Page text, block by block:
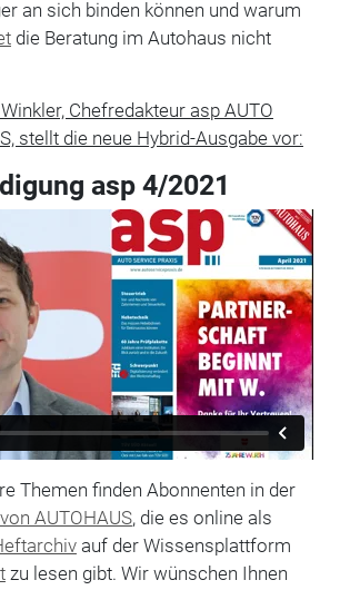
an sich binden können und warum
die Beratung im Autohaus nicht
Chefredakteur asp AUTO
stellt die neue Hybrid-Ausgabe vor:
asp 4/2021
Themen finden Abonnenten in der
AUTOHAUS, die es online als
auf der Wissensplattform
zu lesen gibt. Wir wünschen Ihnen